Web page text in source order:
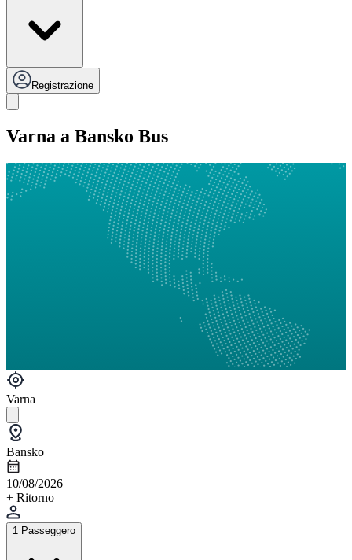
Registrazione
Varna a Bansko Bus
Varna
Bansko
10/08/2026
+ Ritorno
1 Passeggero